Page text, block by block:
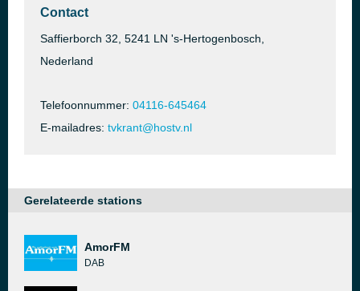
Contact
Saffierborch 32, 5241 LN 's-Hertogenbosch,
Nederland
Telefoonnummer: 04116-645464
E-mailadres: tvkrant@hostv.nl
Gerelateerde stations
AmorFM
DAB